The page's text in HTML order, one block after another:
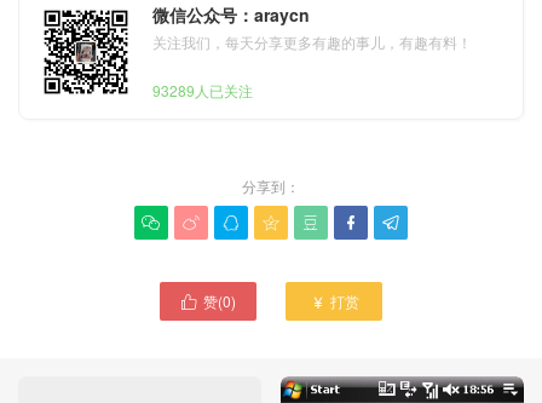
微信公众号：araycn
关注我们，每天分享更多有趣的事儿，有趣有料！
93289人已关注
分享到：
      
 赞(0)  打赏